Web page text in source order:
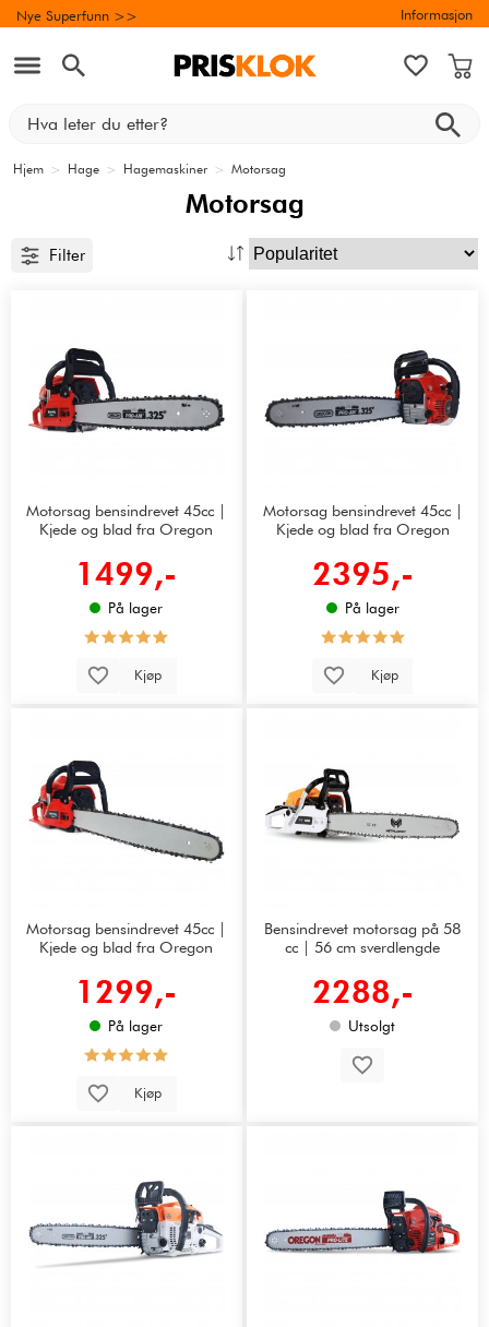
Nye Superfunn >> Informasjon
Hjem > Hage > Hagemaskiner > Motorsag
Motorsag
Filter
Motorsag bensindrevet 45cc |
Kjede og blad fra Oregon
1499,-
På lager
Kjøp
Motorsag bensindrevet 45cc |
Kjede og blad fra Oregon
2395,-
På lager
Kjøp
Motorsag bensindrevet 45cc |
Kjede og blad fra Oregon
1299,-
På lager
Kjøp
Bensindrevet motorsag på 58
cc | 56 cm sverdlengde
2288,-
Utsolgt